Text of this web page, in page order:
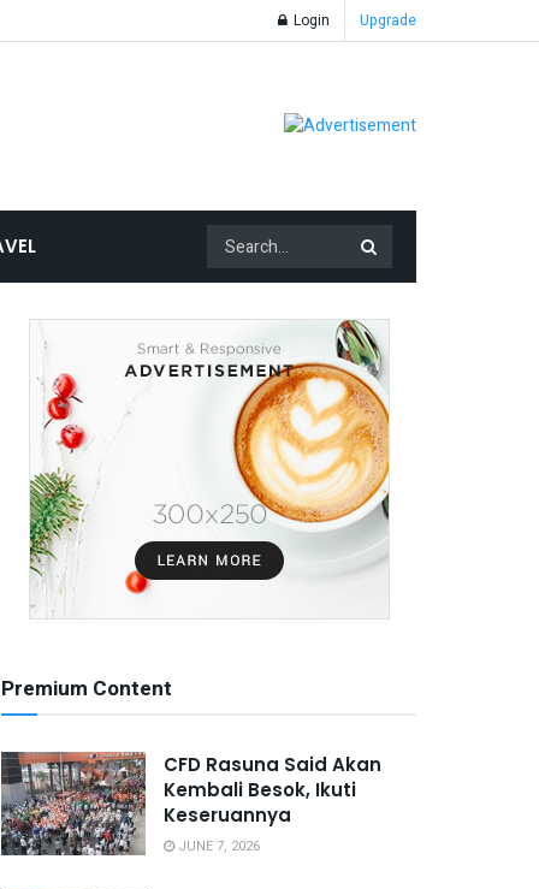
Login Upgrade
Premium Content
CFD Rasuna Said Akan
Kembali Besok, Ikuti
Keseruannya
JUNE 7, 2026